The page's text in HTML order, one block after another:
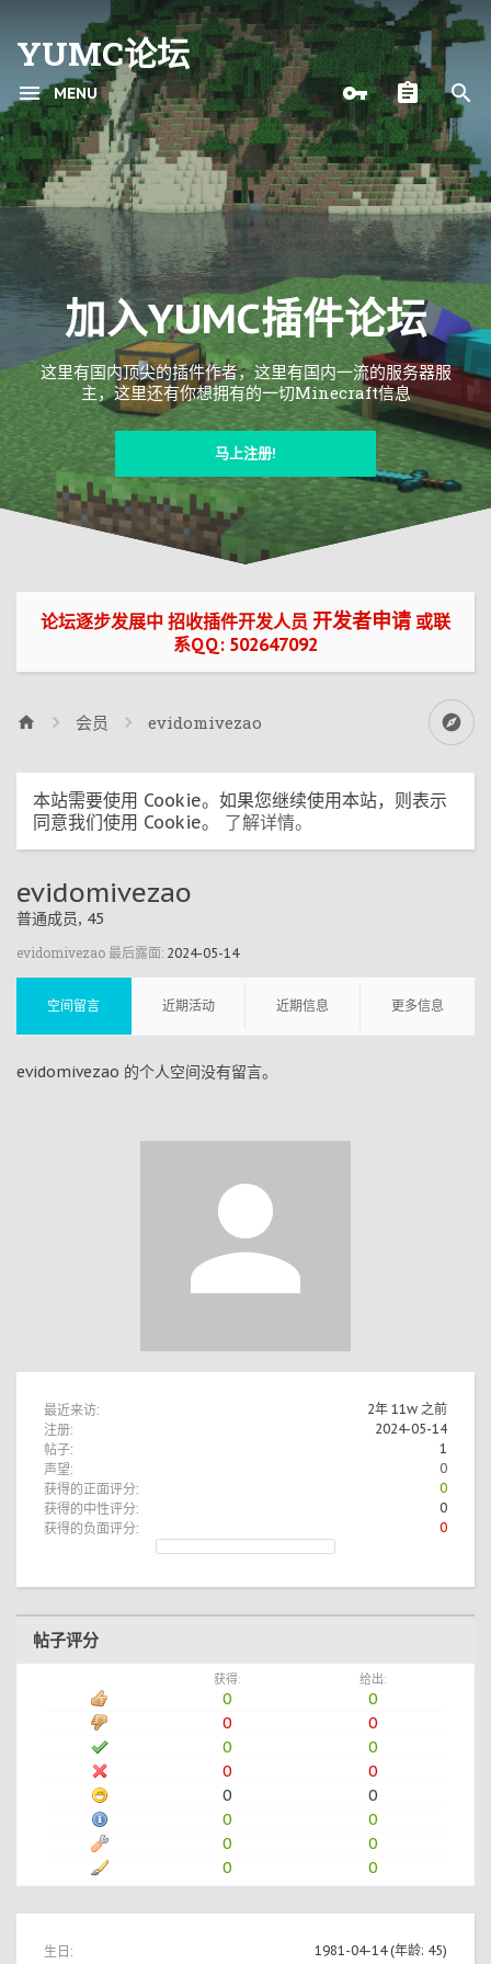
YUMC论坛
MENU
加入YUMC插件论坛
这里有国内顶尖的插件作者，这里有国内一流的服务器服
主，这里还有你想拥有的一切Minecraft信息
马上注册!
论坛逐步发展中 招收插件开发人员 开发者申请 或联
系QQ: 502647092
会员 evidomivezao
本站需要使用 Cookie。如果您继续使用本站，则表示
同意我们使用 Cookie。 了解详情。
最近来访: 2年 11w 之前
注册: 2024-05-14
帖子: 1
声望: 0
获得的正面评分: 0
获得的中性评分: 0
获得的负面评分: 0
帖子评分
获得: 给出:
0
0
0
0
0
0
0
0
0
0
0
0
0
0
0
0
生日: 1981-04-14 (年龄: 45)
evidomivezao
普通成员, 45
evidomivezao 最后露面: 2024-05-14
空间留言 近期活动 近期信息 更多信息
evidomivezao 的个人空间没有留言。